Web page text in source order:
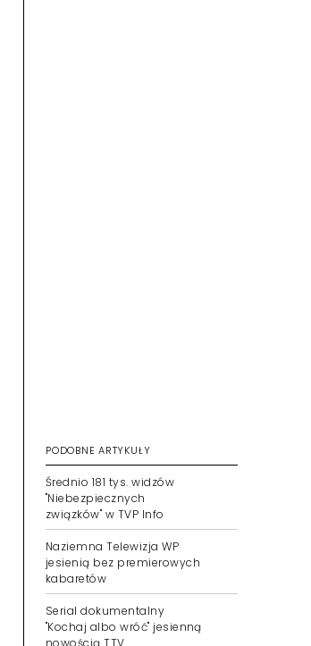
PODOBNE ARTYKUŁY
Średnio 181 tys. widzów
"Niebezpiecznych
związków" w TVP Info
Naziemna Telewizja WP
jesienią bez premierowych
kabaretów
Serial dokumentalny
"Kochaj albo wróć" jesienną
nowością TTV